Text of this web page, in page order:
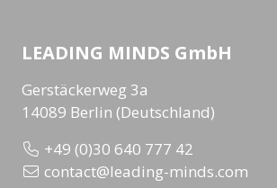
LEADING MINDS GmbH
Gerstäckerweg 3a
14089 Berlin (Deutschland)
+49 (0)30 640 777 42
contact@leading-minds.com